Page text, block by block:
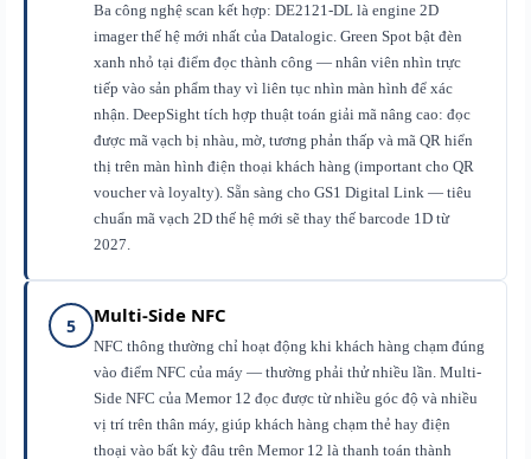
Ba công nghệ scan kết hợp: DE2121-DL là engine 2D
imager thế hệ mới nhất của Datalogic. Green Spot bật đèn
xanh nhỏ tại điểm đọc thành công — nhân viên nhìn trực
tiếp vào sản phẩm thay vì liên tục nhìn màn hình để xác
nhận. DeepSight tích hợp thuật toán giải mã nâng cao: đọc
được mã vạch bị nhàu, mờ, tương phản thấp và mã QR hiển
thị trên màn hình điện thoại khách hàng (important cho QR
voucher và loyalty). Sẵn sàng cho GS1 Digital Link — tiêu
chuẩn mã vạch 2D thế hệ mới sẽ thay thế barcode 1D từ
2027.
5 Multi-Side NFC
NFC thông thường chỉ hoạt động khi khách hàng chạm đúng
vào điểm NFC của máy — thường phải thử nhiều lần. Multi-
Side NFC của Memor 12 đọc được từ nhiều góc độ và nhiều
vị trí trên thân máy, giúp khách hàng chạm thẻ hay điện
thoại vào bất kỳ đâu trên Memor 12 là thanh toán thành